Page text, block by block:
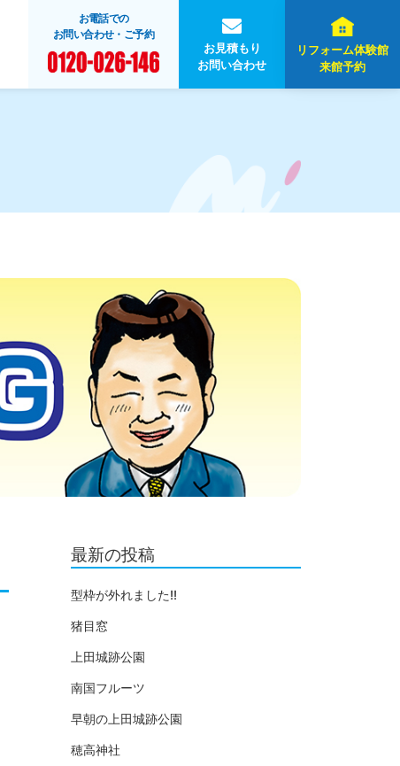
お電話での
お問い合わせ・ご予約
お見積もり
お問い合わせ
リフォーム体験館
来館予約
最新の投稿
型枠が外れました!!
猪目窓
上田城跡公園
南国フルーツ
早朝の上田城跡公園
穂高神社